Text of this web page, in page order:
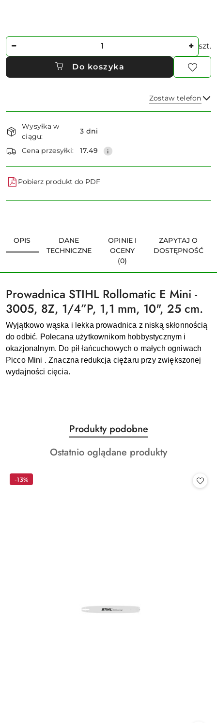
Ilość szt.
Do koszyka
Zostaw telefon
Dostępność
i
dostawa
Wysyłka w
ciągu:
3 dni
Cena przesyłki: 17.49
Pobierz produkt do PDF
OPIS
DANE
TECHNICZNE
OPINIE I
OCENY
(0)
ZAPYTAJ O
DOSTĘPNOŚĆ
Prowadnica STIHL Rollomatic E Mini -
3005, 8Z, 1/4”P, 1,1 mm, 10", 25 cm.
Wyjątkowo wąska i lekka prowadnica z niską skłonnością
do odbić. Polecana użytkownikom hobbystycznym i
okazjonalnym. Do pił łańcuchowych o małych ogniwach
Picco Mini . Znaczna redukcja ciężaru przy zwiększonej
wydajności cięcia.
Pomiń karuzelę produktów
Produkty
o
statusie:
Produkty podobne
Produkty
Ostatnio oglądane produkty
-13%